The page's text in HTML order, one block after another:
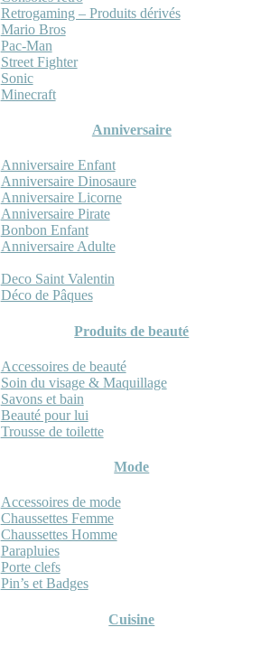
Retrogaming – Produits dérivés
Mario Bros
Pac-Man
Street Fighter
Sonic
Minecraft
Anniversaire
Anniversaire Enfant
Anniversaire Dinosaure
Anniversaire Licorne
Anniversaire Pirate
Bonbon Enfant
Anniversaire Adulte
Deco Saint Valentin
Déco de Pâques
Produits de beauté
Accessoires de beauté
Soin du visage & Maquillage
Savons et bain
Beauté pour lui
Trousse de toilette
Mode
Accessoires de mode
Chaussettes Femme
Chaussettes Homme
Parapluies
Porte clefs
Pin’s et Badges
Cuisine